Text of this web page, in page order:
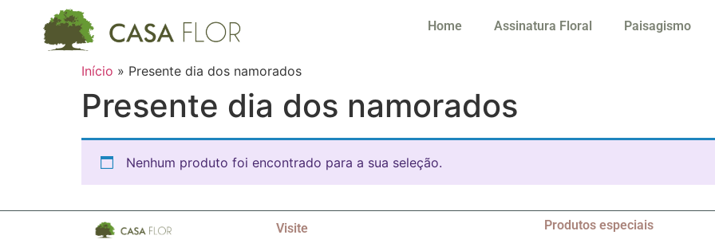
Home Assinatura Floral Paisagismo
Início » Presente dia dos namorados
Presente dia dos namorados
Nenhum produto foi encontrado para a sua seleção.
Visite
Produtos especiais